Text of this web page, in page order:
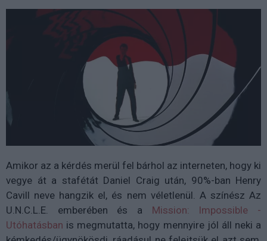
Amikor az a kérdés merül fel bárhol az interneten, hogy ki
vegye át a stafétát Daniel Craig után, 90%-ban Henry
Cavill neve hangzik el, és nem véletlenül. A színész Az
U.N.C.L.E. emberében és a Mission: Impossible -
Utóhatásban is megmutatta, hogy mennyire jól áll neki a